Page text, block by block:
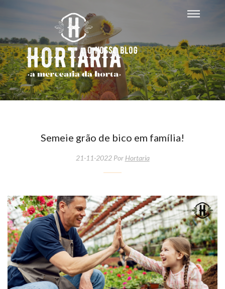
O nosso blog
Semeie grão de bico em família!
21-11-2022 Por Hortaria